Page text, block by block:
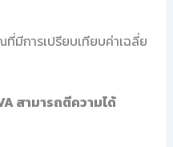
มีการเปรียบเทียบค่าเฉลี่ย
สามารถตีความได้